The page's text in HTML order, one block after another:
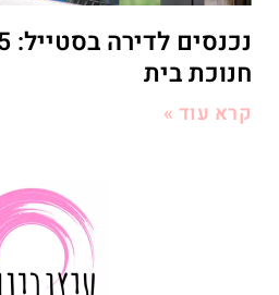
חנוכת בית
קרא עוד »